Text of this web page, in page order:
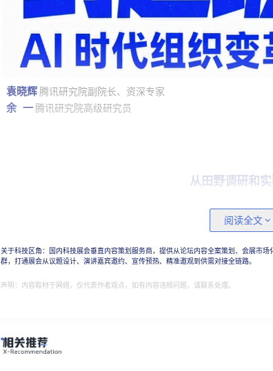
袁晓辉 腾讯研究院副院长、资深专家
余   一 腾讯研究院高级研究员
从田野调研和
AI 时代的组织变革，到底是被设计出来的，还是长出来的
过去两年，几乎每一家咨询公司都发布了AI 转型路线
CEO都在年度战略里写下了拥抱AI四个字。斯坦福HAI
组织已在至少一项业务中采用AI。麦肯锡2026年全球AI
这个1%和78%之间的巨大鸿沟，暴露了一个被广泛忽视
阅读全文
关于科技区角：国内科技展会垂直内容策划服务商，提供从论坛内容全案策划、会展市
群，打通展会从议题设计、演讲嘉宾邀约、宣传预热、精准邀观到供需对接全链路。
声明：内容取材于网络，仅代表作者观点，如有内容违规问题，请联系处理。